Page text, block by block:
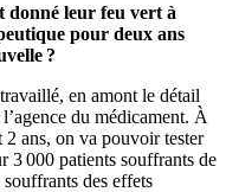
donné leur feu vert à
pour deux ans
?
en amont le détail
du médicament. À
ans, on va pouvoir tester
3 000 patients souffrants de
des effets